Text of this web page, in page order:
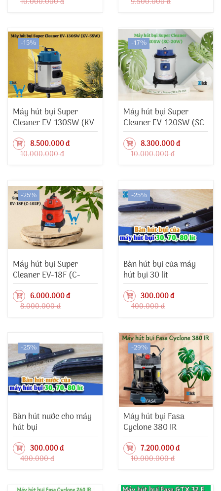
-15%
Máy hút bụi Super
Cleaner EV-130SW (KV-
5SW)
8.500.000 đ
10.000.000 đ
-17%
Máy hút bụi Super
Cleaner EV-120SW (SC-
20W)
8.300.000 đ
10.000.000 đ
-25%
Máy hút bụi Super
Cleaner EV-18F (C-
102F)
6.000.000 đ
8.000.000 đ
-25%
Bàn hút bụi của máy
hút bụi 30 lít
300.000 đ
400.000 đ
-25%
Bàn hút nước cho máy
hút bụi
300.000 đ
400.000 đ
-29%
Máy hút bụi Fasa
Cyclone 380 IR
7.200.000 đ
10.000.000 đ